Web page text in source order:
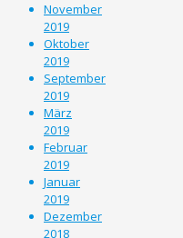
November
2019
Oktober
2019
September
2019
März
2019
Februar
2019
Januar
2019
Dezember
2018